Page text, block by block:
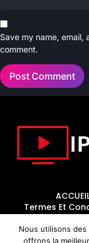
Save my name,
comment.
Termes Et
Nous utilisons
offrons la